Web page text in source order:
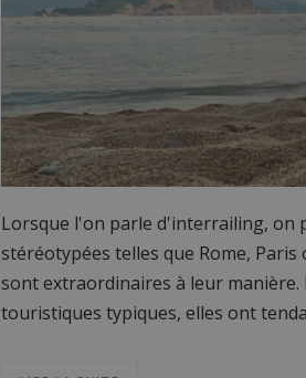
Lorsque l'on parle d'interrailing, on
stéréotypées telles que Rome,
sont extraordinaires à leur manière.
touristiques typiques, elles ont